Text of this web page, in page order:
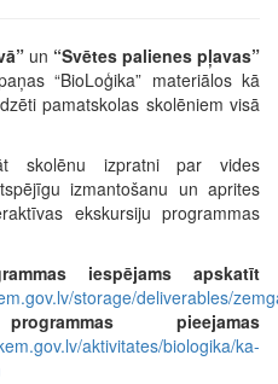
un “Svētes palienes pļavas”
“BioLoģika” materiālos kā
pamatskolas skolēniem visā
skolēnu izpratni par vides
izmantošanu un aprites
ekskursiju programmas
iespējams apskatīt
storage/deliverables/
pieejamas
aktivitates/biologika/ka-